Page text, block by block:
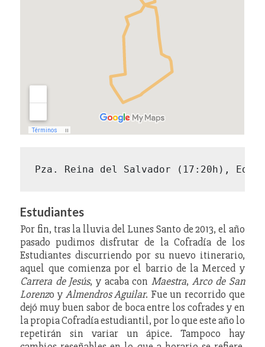
Pza. Reina del Salvador (17:20h),
Estudiantes
Por fin, tras la lluvia del Lunes Santo de 2013, el año
pasado pudimos disfrutar de la Cofradía de los
Estudiantes discurriendo por su nuevo itinerario,
aquel que comienza por el barrio de la Merced y
Carrera de Jesús, y acaba con Maestra, Arco de San
Lorenzo y Almendros Aguilar. Fue un recorrido que
dejó muy buen sabor de boca entre los cofrades y en
la propia Cofradía estudiantil, por lo que este año lo
repetirán sin variar un ápice. Tampoco hay